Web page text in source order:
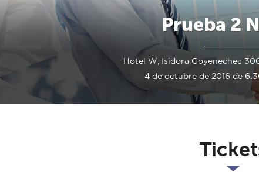
Prueba 2
Hotel W, Isidora Goyenechea
4 de octubre de 2016 de